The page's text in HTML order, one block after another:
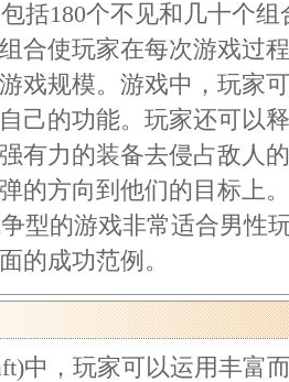
括180个不见和几十个组
合使玩家在每次游戏过
戏规模。游戏中，玩家
己的功能。玩家还可以
有力的装备去侵占敌人
的方向到他们的目标上。
型的游戏非常适合男性
的成功范例。
中，玩家可以运用丰富